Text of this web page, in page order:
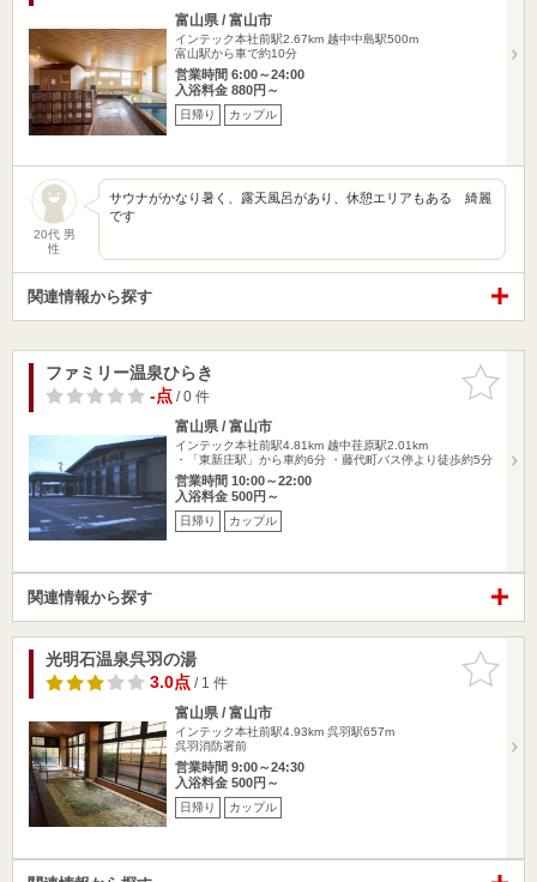
富山県 / 富山市
インテック本社前駅2.67km 越中中島駅500m
富山駅から車で約10分
営業時間 6:00～24:00
入浴料金 880円～
日帰り カップル
20代 男
性
サウナがかなり暑く、露天風呂があり、休憩エリアもある 綺麗
です
関連情報から探す
お気に入
りに追加
ファミリー温泉ひらき
-点/ 0 件
富山県 / 富山市
インテック本社前駅4.81km 越中荏原駅2.01km
・「東新庄駅」から車約6分 ・藤代町バス停より徒歩約5分
営業時間 10:00～22:00
入浴料金 500円～
日帰り カップル
関連情報から探す
お気に入
りに追加
光明石温泉呉羽の湯
3.0点/ 1 件
富山県 / 富山市
インテック本社前駅4.93km 呉羽駅657m
呉羽消防署前
営業時間 9:00～24:30
入浴料金 500円～
日帰り カップル